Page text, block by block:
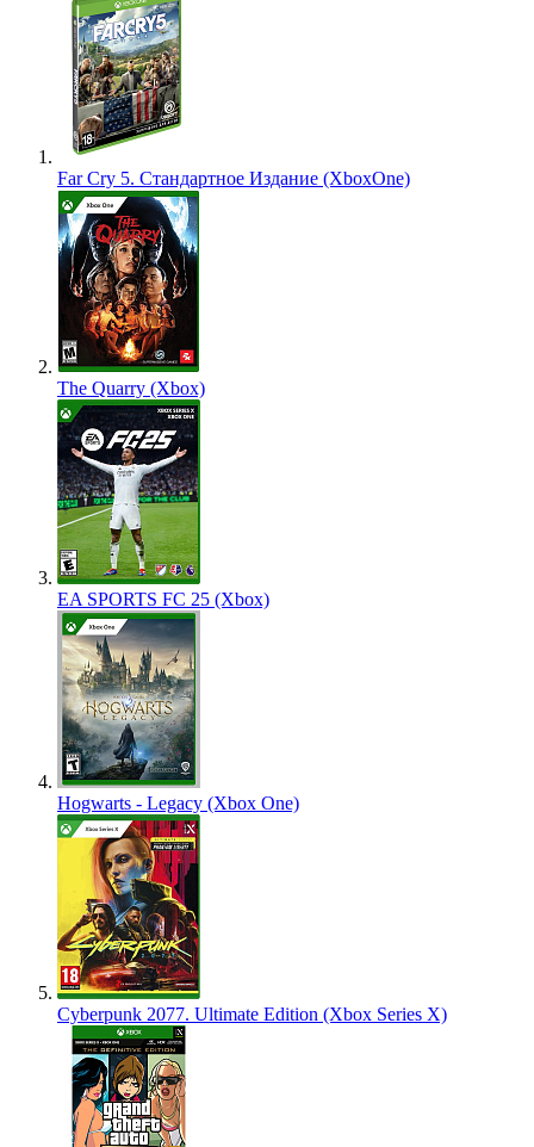
Far Cry 5. Стандартное Издание (XboxOne)
The Quarry (Xbox)
EA SPORTS FC 25 (Xbox)
Hogwarts - Legacy (Xbox One)
Cyberpunk 2077. Ultimate Edition (Xbox Series X)